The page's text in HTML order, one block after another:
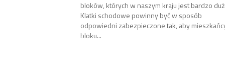
bloków, których w naszym kraju jest bardzo
Klatki schodowe powinny być w sposób
odpowiedni zabezpieczone tak, aby
bloku...